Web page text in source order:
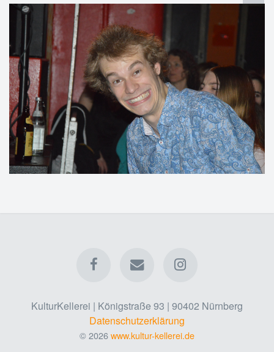
KulturKellerei | Königstraße 93 | 90402 Nürnberg
Datenschutzerklärung
© 2026www.kultur-kellerei.de